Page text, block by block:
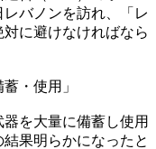
バノンを訪れ、「レ
に避けなければなら
・使用」
を大量に備蓄し使用
果明らかになったと